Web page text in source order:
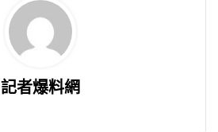
記者爆料網